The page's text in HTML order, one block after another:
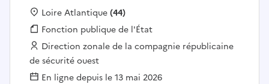
Localisation :
Loire Atlantique(44)
Fonction publique :
Fonction publique de l'État
Employeur :
Direction zonale de la compagnie républicaine
de sécurité ouest
En ligne depuis le 13 mai 2026